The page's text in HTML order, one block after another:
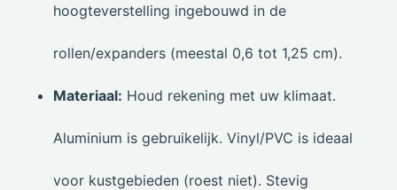
hoogteverstelling ingebouwd in de
rollen/expanders (meestal 0,6 tot 1,25 cm).
Materiaal: Houd rekening met uw klimaat.
Aluminium is gebruikelijk. Vinyl/PVC is ideaal
voor kustgebieden (roest niet). Stevig